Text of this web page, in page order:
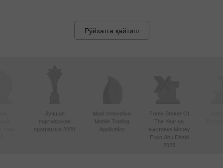
Рўйхатга қайтиш
Лучшая
партнерская
программа 2020
Most Innovative
Mobile Trading
Application
Forex Broker Of
The Year на
выставке Money
Expo Abu Dhabi
2025